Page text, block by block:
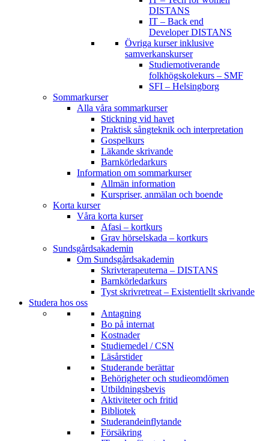
DISTANS
IT – Back end
Developer DISTANS
Övriga kurser inklusive
samverkanskurser
Studiemotiverande
folkhögskolekurs – SMF
SFI – Helsingborg
Sommarkurser
Alla våra sommarkurser
Stickning vid havet
Praktisk sångteknik och interpretation
Gospelkurs
Läkande skrivande
Barnkörledarkurs
Information om sommarkurser
Allmän information
Kurspriser, anmälan och boende
Korta kurser
Våra korta kurser
Afasi – kortkurs
Grav hörselskada – kortkurs
Sundsgårdsakademin
Om Sundsgårdsakademin
Skrivterapeuterna – DISTANS
Barnkörledarkurs
Tyst skrivretreat – Existentiellt skrivande
Studera hos oss
Antagning
Bo på internat
Kostnader
Studiemedel / CSN
Läsårstider
Studerande berättar
Behörigheter och studieomdömen
Utbildningsbevis
Aktiviteter och fritid
Bibliotek
Studerandeinflytande
Försäkring